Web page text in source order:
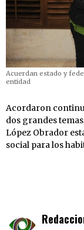
Acuerdan estado y
entidad
Acordaron
dos grandes
López Obrador
social para los